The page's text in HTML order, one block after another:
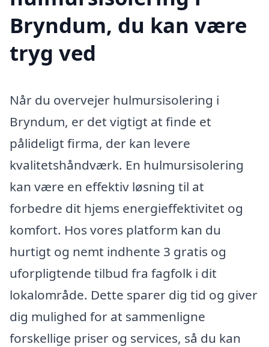
Bryndum, du kan være
tryg ved
Når du overvejer hulmursisolering i
Bryndum, er det vigtigt at finde et
pålideligt firma, der kan levere
kvalitetshåndværk. En hulmursisolering
kan være en effektiv løsning til at
forbedre dit hjems energieffektivitet og
komfort. Hos vores platform kan du
hurtigt og nemt indhente 3 gratis og
uforpligtende tilbud fra fagfolk i dit
lokalområde. Dette sparer dig tid og giver
dig mulighed for at sammenligne
forskellige priser og services, så du kan